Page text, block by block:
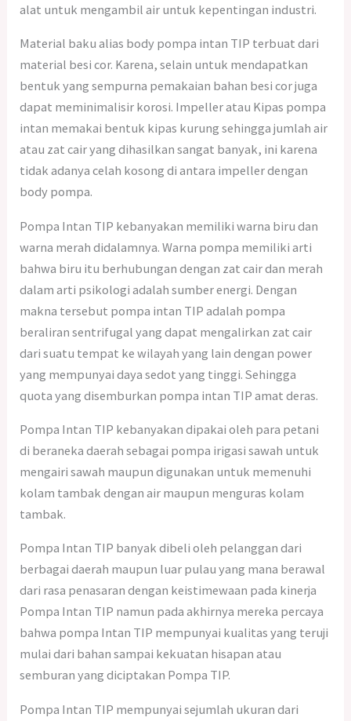
alat untuk mengambil air untuk kepentingan industri.
Material baku alias body pompa intan TIP terbuat dari
material besi cor. Karena, selain untuk mendapatkan
bentuk yang sempurna pemakaian bahan besi cor juga
dapat meminimalisir korosi. Impeller atau Kipas pompa
intan memakai bentuk kipas kurung sehingga jumlah air
atau zat cair yang dihasilkan sangat banyak, ini karena
tidak adanya celah kosong di antara impeller dengan
body pompa.
Pompa Intan TIP kebanyakan memiliki warna biru dan
warna merah didalamnya. Warna pompa memiliki arti
bahwa biru itu berhubungan dengan zat cair dan merah
dalam arti psikologi adalah sumber energi. Dengan
makna tersebut pompa intan TIP adalah pompa
beraliran sentrifugal yang dapat mengalirkan zat cair
dari suatu tempat ke wilayah yang lain dengan power
yang mempunyai daya sedot yang tinggi. Sehingga
quota yang disemburkan pompa intan TIP amat deras.
Pompa Intan TIP kebanyakan dipakai oleh para petani
di beraneka daerah sebagai pompa irigasi sawah untuk
mengairi sawah maupun digunakan untuk memenuhi
kolam tambak dengan air maupun menguras kolam
tambak.
Pompa Intan TIP banyak dibeli oleh pelanggan dari
berbagai daerah maupun luar pulau yang mana berawal
dari rasa penasaran dengan keistimewaan pada kinerja
Pompa Intan TIP namun pada akhirnya mereka percaya
bahwa pompa Intan TIP mempunyai kualitas yang teruji
mulai dari bahan sampai kekuatan hisapan atau
semburan yang diciptakan Pompa TIP.
Pompa Intan TIP mempunyai sejumlah ukuran dari